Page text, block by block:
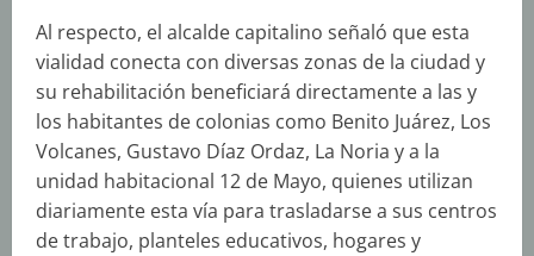
Al respecto, el alcalde capitalino señaló que esta
vialidad conecta con diversas zonas de la ciudad y
su rehabilitación beneficiará directamente a las y
los habitantes de colonias como Benito Juárez, Los
Volcanes, Gustavo Díaz Ordaz, La Noria y a la
unidad habitacional 12 de Mayo, quienes utilizan
diariamente esta vía para trasladarse a sus centros
de trabajo, planteles educativos, hogares y